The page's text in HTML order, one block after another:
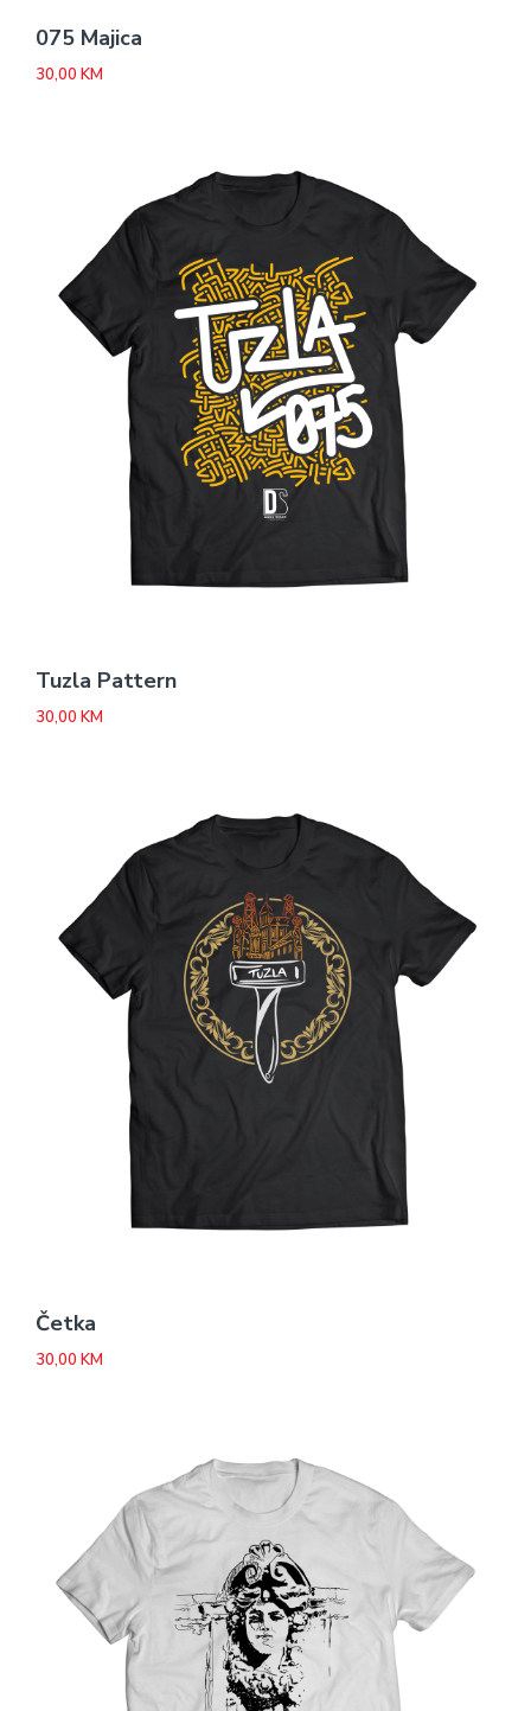
075 Majica
30,00 KM
Tuzla Pattern
30,00 KM
Četka
30,00 KM